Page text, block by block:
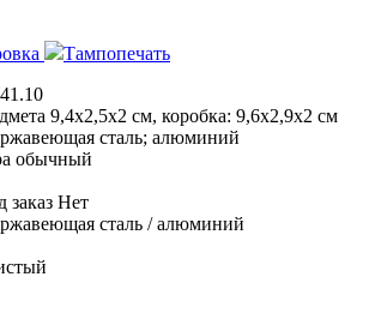
Тампопечать
9,4х2,5х2 см, коробка: 9,6х2,9х2 см
сталь; алюминий
обычный
заказ Нет
сталь / алюминий